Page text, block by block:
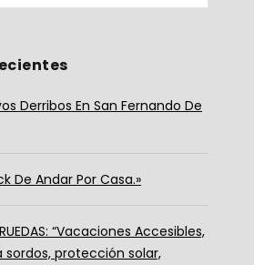
Derribos En San Fernando De
De Andar Por Casa.»
RUEDAS: “Vacaciones Accesibles,
sordos, protección solar,